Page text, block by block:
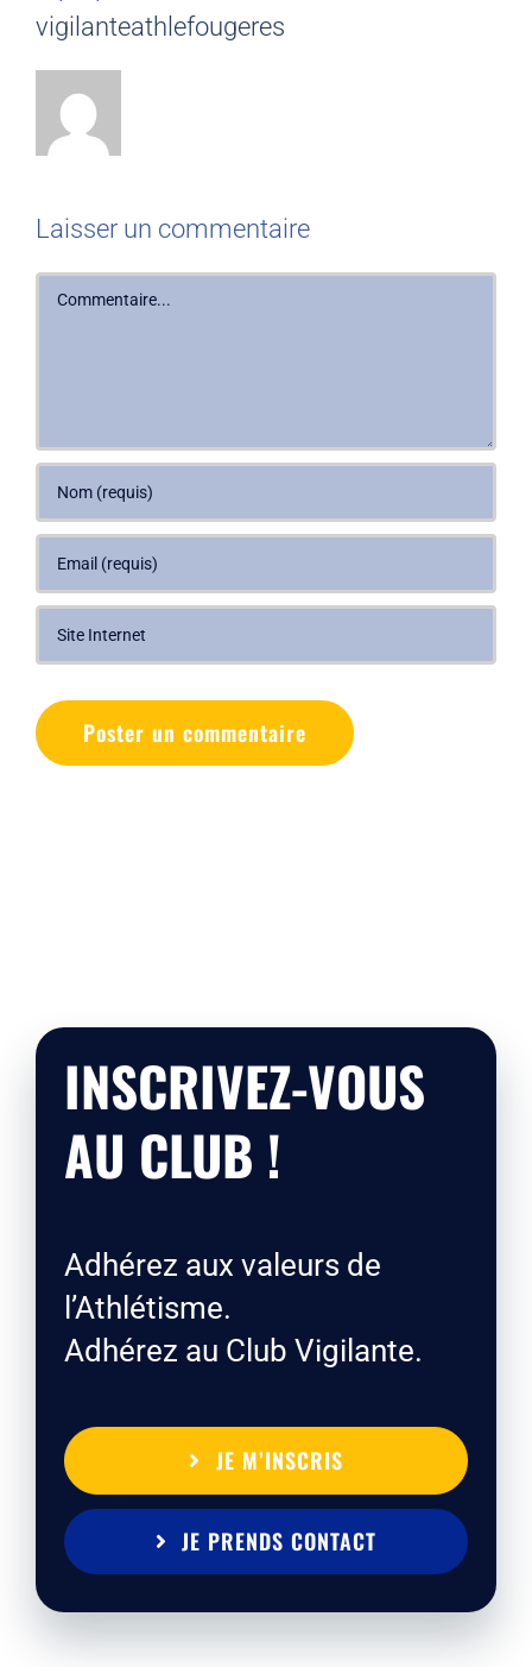
vigilanteathlefougeres
Laisser un commentaire
Commentaire
INSCRIVEZ-VOUS
AU CLUB !
Adhérez aux valeurs de
l’Athlétisme.
Adhérez au Club Vigilante.
JE M’INSCRIS
JE PRENDS CONTACT